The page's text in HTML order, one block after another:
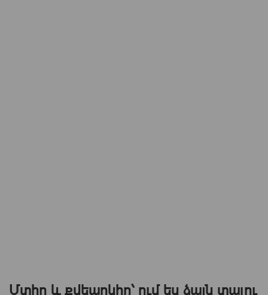
Մտիր և քվեարկիր՝ ում ես ձայն տալու